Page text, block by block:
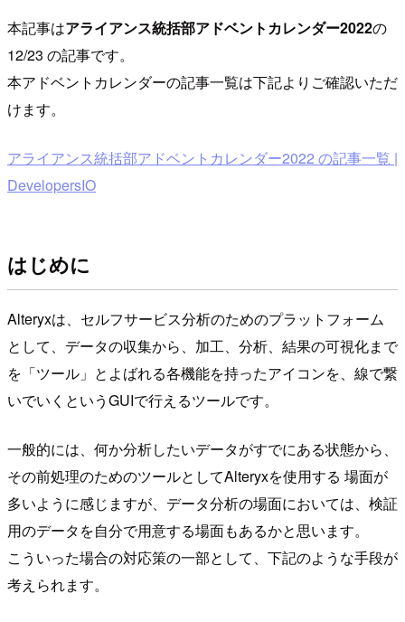
本記事はアライアンス統括部アドベントカレンダー2022の
12/23 の記事です。
本アドベントカレンダーの記事一覧は下記よりご確認いただ
けます。
アライアンス統括部アドベントカレンダー2022 の記事一覧 |
DevelopersIO
はじめに
Alteryxは、セルフサービス分析のためのプラットフォーム
として、データの収集から、加工、分析、結果の可視化まで
を「ツール」とよばれる各機能を持ったアイコンを、線で繋
いでいくというGUIで行えるツールです。
一般的には、何か分析したいデータがすでにある状態から、
その前処理のためのツールとしてAlteryxを使用する 場面が
多いように感じますが、データ分析の場面においては、検証
用のデータを自分で用意する場面もあるかと思います。
こういった場合の対応策の一部として、下記のような手段が
考えられます。